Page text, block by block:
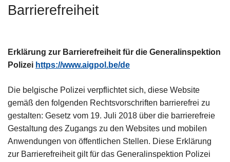
n
Barrierefreiheit
Erklärung zur Barrierefreiheit für die Generalinspektion
Polizei https://www.aigpol.be/de
Die belgische Polizei verpflichtet sich, diese Website
gemäß den folgenden Rechtsvorschriften barrierefrei zu
gestalten: Gesetz vom 19. Juli 2018 über die barrierefreie
Gestaltung des Zugangs zu den Websites und mobilen
Anwendungen von öffentlichen Stellen. Diese Erklärung
zur Barrierefreiheit gilt für das Generalinspektion Polizei